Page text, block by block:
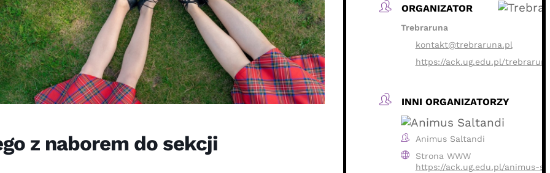
z naborem do sekcji
ORGANIZATOR
Trebraruna
kontakt@trebraruna.pl
https://ack.ug.edu.pl/
INNI ORGANIZATORZY
Animus Saltandi
Strona WWW
https://ack.ug.edu.pl/animus-